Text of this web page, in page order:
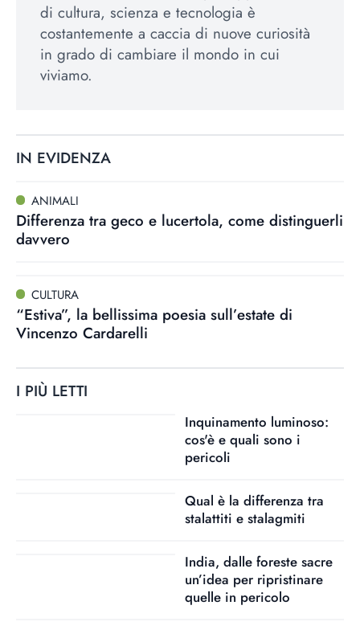
di cultura, scienza e tecnologia è
costantemente a caccia di nuove curiosità
in grado di cambiare il mondo in cui
viviamo.
IN EVIDENZA
ANIMALI
Differenza tra geco e lucertola, come distinguerli
davvero
CULTURA
“Estiva”, la bellissima poesia sull’estate di
Vincenzo Cardarelli
I PIÙ LETTI
Inquinamento luminoso:
cos'è e quali sono i
pericoli
Qual è la differenza tra
stalattiti e stalagmiti
India, dalle foreste sacre
un’idea per ripristinare
quelle in pericolo